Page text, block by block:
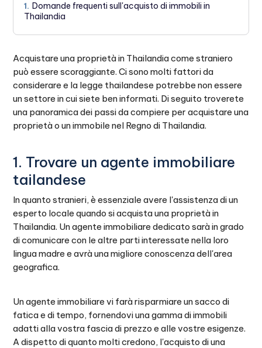
1. Domande frequenti sull'acquisto di immobili in
Thailandia
Acquistare una proprietà in Thailandia come straniero
può essere scoraggiante. Ci sono molti fattori da
considerare e la legge thailandese potrebbe non essere
un settore in cui siete ben informati. Di seguito troverete
una panoramica dei passi da compiere per acquistare una
proprietà o un immobile nel Regno di Thailandia.
1. Trovare un agente immobiliare
tailandese
In quanto stranieri, è essenziale avere l'assistenza di un
esperto locale quando si acquista una proprietà in
Thailandia. Un agente immobiliare dedicato sarà in grado
di comunicare con le altre parti interessate nella loro
lingua madre e avrà una migliore conoscenza dell'area
geografica.
Un agente immobiliare vi farà risparmiare un sacco di
fatica e di tempo, fornendovi una gamma di immobili
adatti alla vostra fascia di prezzo e alle vostre esigenze.
A dispetto di quanto molti credono, l'acquisto di una